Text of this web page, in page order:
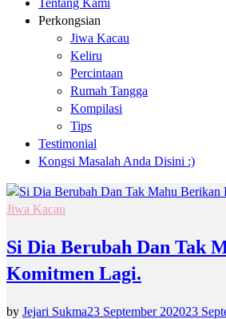
Tentang Kami
Perkongsian
Jiwa Kacau
Keliru
Percintaan
Rumah Tangga
Kompilasi
Tips
Testimonial
Kongsi Masalah Anda Disini :)
Jiwa Kacau
Si Dia Berubah Dan Tak
Komitmen Lagi.
by Jejari Sukma23 September 202023